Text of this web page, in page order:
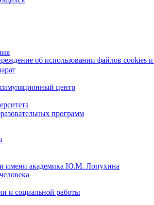
центр
программ
имени академика Ю.М. Лопухина
и социальной работы
об использовании файлов cookies